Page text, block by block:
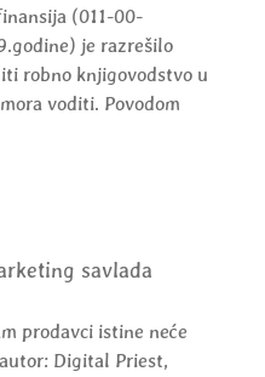
(011-00-
je razrešilo
robno knjigovodstvo u
voditi. Povodom
savlada
prodavci istine neće
Digital Priest,